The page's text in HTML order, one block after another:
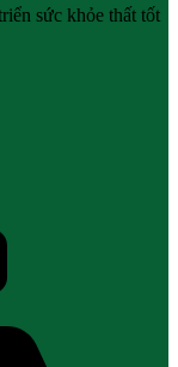
sức khỏe thất tốt